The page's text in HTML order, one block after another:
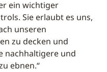
ein wichtiger
Sie erlaubt es uns,
unseren
zu decken und
nachhaltigere und
ebnen.“